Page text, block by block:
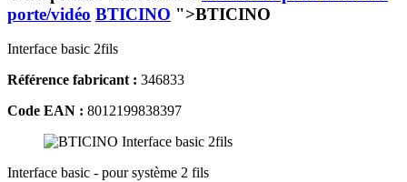
porte/vidéo BTICINO ">BTICINO
Interface basic 2fils
Référence fabricant : 346833
Code EAN : 8012199838397
Interface basic - pour système 2 fils